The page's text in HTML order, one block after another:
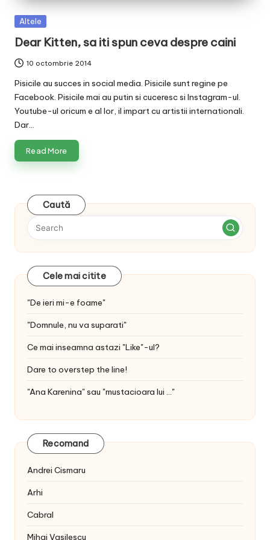
v
a
c
O
nl
in
e
Posted
Altele
Dear Kitten, sa iti spun ceva despre caini
10 octombrie 2014
Pisicile au succes in social media. Pisicile sunt regine pe
Facebook. Pisicile mai au putin si cuceresc si Instagram-ul.
Youtube-ul oricum e al lor, il impart cu artistii internationali.
Dar…
Read More
Caută
Cele mai citite
"De ieri mi-e foame"
"Domnule, nu va suparati"
Ce mai inseamna astazi "Like"-ul?
Dare to overstep the line!
"Ana Karenina" sau "mustacioara lui ..."
Recomand
Andrei Cismaru
Arhi
Cabral
Mihai Vasilescu